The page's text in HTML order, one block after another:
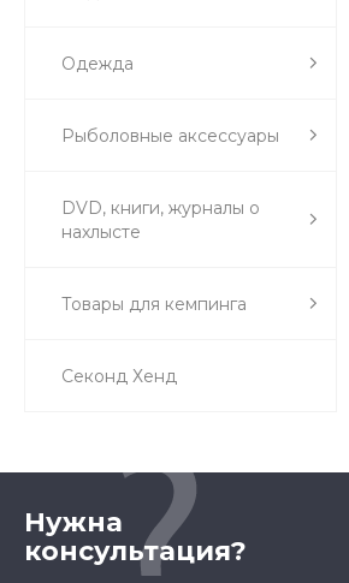
Одежда
Рыболовные аксессуары
DVD, книги, журналы о
нахлысте
Товары для кемпинга
Секонд Хенд
Нужна
консультация?